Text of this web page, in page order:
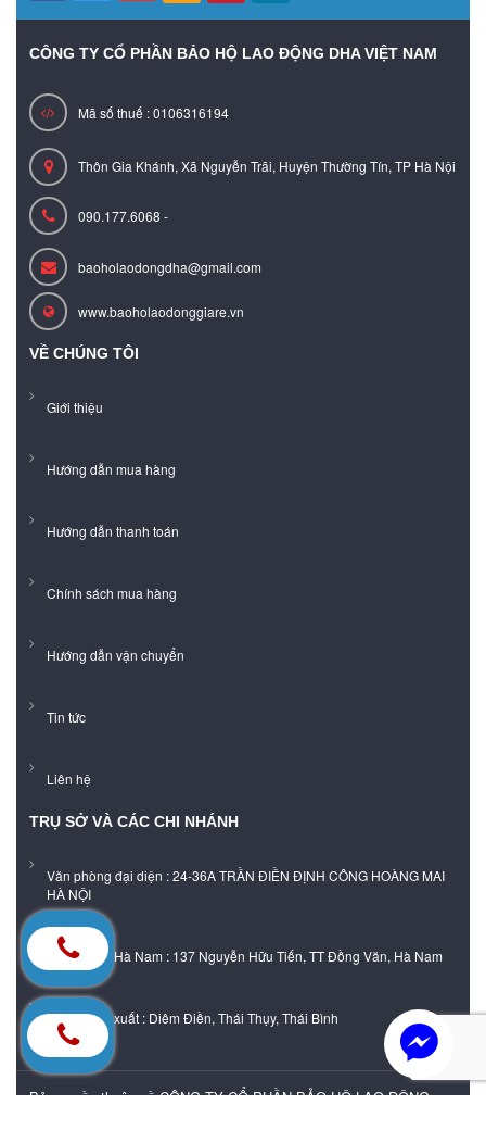
CÔNG TY CỔ PHẦN BẢO HỘ LAO ĐỘNG DHA VIỆT NAM
Mã số thuế : 0106316194
Thôn Gia Khánh, Xã Nguyễn Trãi, Huyện Thường Tín, TP Hà Nội
090.177.6068 -
baoholaodongdha@gmail.com
www.baoholaodonggiare.vn
VỀ CHÚNG TÔI
Giới thiệu
Hướng dẫn mua hàng
Hướng dẫn thanh toán
Chính sách mua hàng
Hướng dẫn vận chuyển
Tin tức
Liên hệ
TRỤ SỞ VÀ CÁC CHI NHÁNH
Văn phòng đại diện : 24-36A TRẦN ĐIỀN ĐỊNH CÔNG HOÀNG MAI
HÀ NỘI
Showroom Hà Nam : 137 Nguyễn Hữu Tiến, TT Đồng Văn, Hà Nam
Xưởng sản xuất : Diêm Điền, Thái Thụy, Thái Bình
Bản quyền thuộc về CÔNG TY CỔ PHẦN BẢO HỘ LAO ĐỘNG